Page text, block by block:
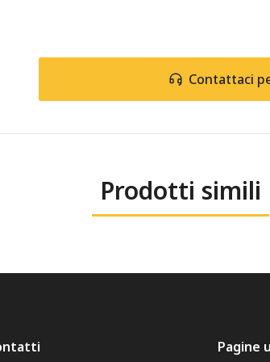
Contattaci
Prodotti simili
Pagine